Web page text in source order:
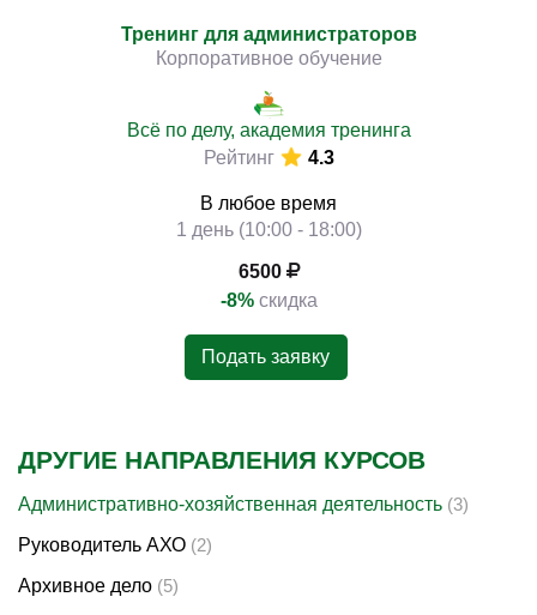
Тренинг для администраторов
Корпоративное обучение
Всё по делу, академия тренинга
Рейтинг
4.3
В любое время
1 день (10:00 - 18:00)
6500
-8% скидка
Подать заявку
ДРУГИЕ НАПРАВЛЕНИЯ КУРСОВ
Административно-хозяйственная деятельность (3)
Руководитель АХО (2)
Архивное дело (5)